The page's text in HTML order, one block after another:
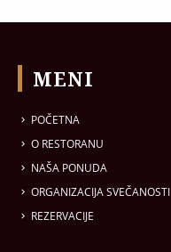
MENI
POČETNA
O RESTORANU
NAŠA PONUDA
ORGANIZACIJA SVEČANOSTI
REZERVACIJE